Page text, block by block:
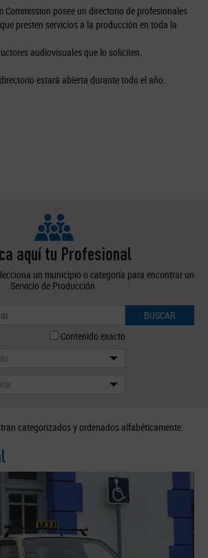
Commission posee un directorio de profesionales
presten servicios a la producción en toda la
audiovisuales que lo soliciten.
estará abierta durante todo el año.
aquí tu Profesional
un municipio o categoría para encontrar un
Servicio de Producción.
BUSCAR
Contenido exacto
categorizados y ordenados alfabéticamente.